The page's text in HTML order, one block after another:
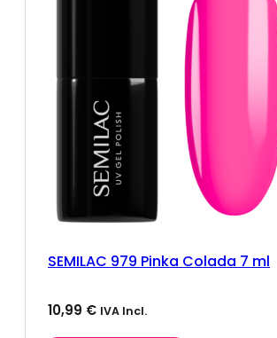
SEMILAC 979 Pinka Colada 7 ml
10,99 € IVA Incl.